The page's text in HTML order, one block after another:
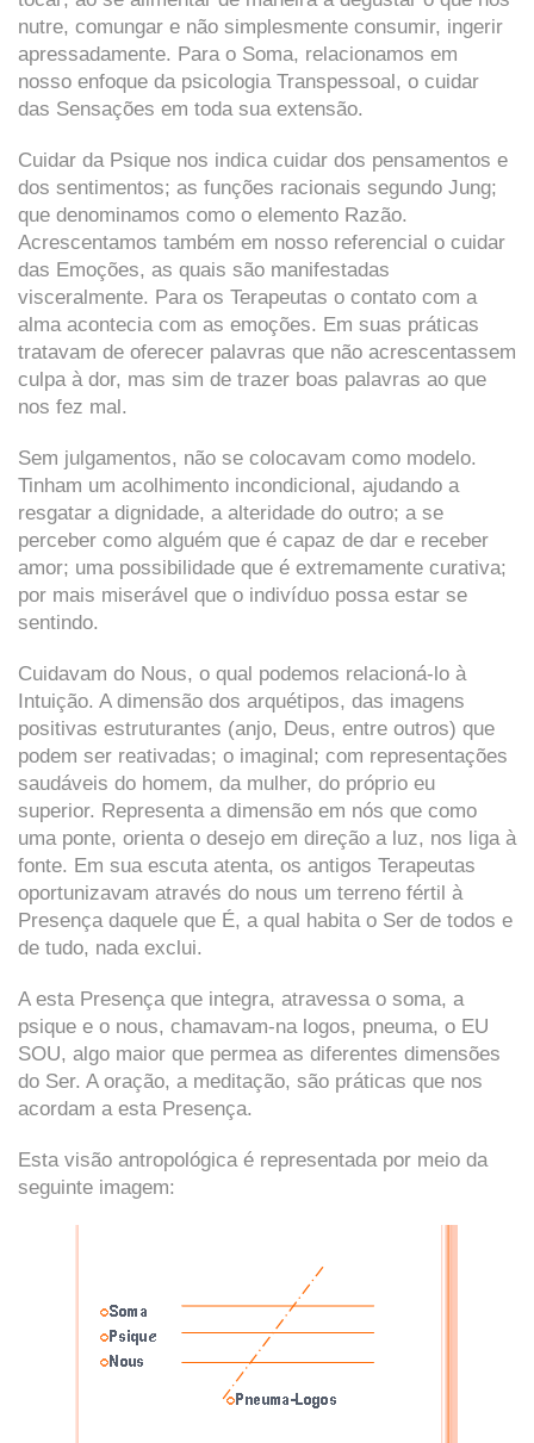
nutre, comungar e não simplesmente consumir, ingerir
apressadamente. Para o Soma, relacionamos em
nosso enfoque da psicologia Transpessoal, o cuidar
das Sensações em toda sua extensão.
Cuidar da Psique nos indica cuidar dos pensamentos e
dos sentimentos; as funções racionais segundo Jung;
que denominamos como o elemento Razão.
Acrescentamos também em nosso referencial o cuidar
das Emoções, as quais são manifestadas
visceralmente. Para os Terapeutas o contato com a
alma acontecia com as emoções. Em suas práticas
tratavam de oferecer palavras que não acrescentassem
culpa à dor, mas sim de trazer boas palavras ao que
nos fez mal.
Sem julgamentos, não se colocavam como modelo.
Tinham um acolhimento incondicional, ajudando a
resgatar a dignidade, a alteridade do outro; a se
perceber como alguém que é capaz de dar e receber
amor; uma possibilidade que é extremamente curativa;
por mais miserável que o indivíduo possa estar se
sentindo.
Cuidavam do Nous, o qual podemos relacioná-lo à
Intuição. A dimensão dos arquétipos, das imagens
positivas estruturantes (anjo, Deus, entre outros) que
podem ser reativadas; o imaginal; com representações
saudáveis do homem, da mulher, do próprio eu
superior. Representa a dimensão em nós que como
uma ponte, orienta o desejo em direção a luz, nos liga à
fonte. Em sua escuta atenta, os antigos Terapeutas
oportunizavam através do nous um terreno fértil à
Presença daquele que É, a qual habita o Ser de todos e
de tudo, nada exclui.
A esta Presença que integra, atravessa o soma, a
psique e o nous, chamavam-na logos, pneuma, o EU
SOU, algo maior que permea as diferentes dimensões
do Ser. A oração, a meditação, são práticas que nos
acordam a esta Presença.
Esta visão antropológica é representada por meio da
seguinte imagem: